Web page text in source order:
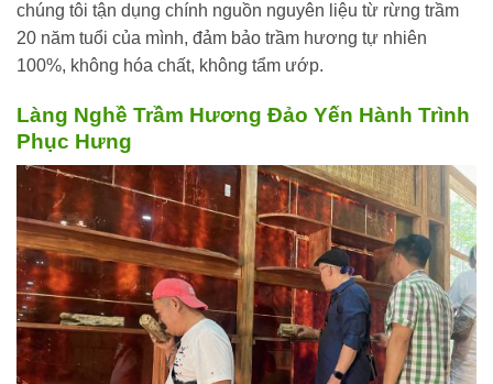
chúng tôi tận dụng chính nguồn nguyên liệu từ rừng trầm
20 năm tuổi của mình, đảm bảo trầm hương tự nhiên
100%, không hóa chất, không tẩm ướp.
Làng Nghề Trầm Hương Đảo Yến Hành Trình
Phục Hưng